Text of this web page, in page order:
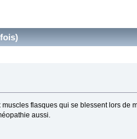
flasques qui se blessent lors de
aussi.